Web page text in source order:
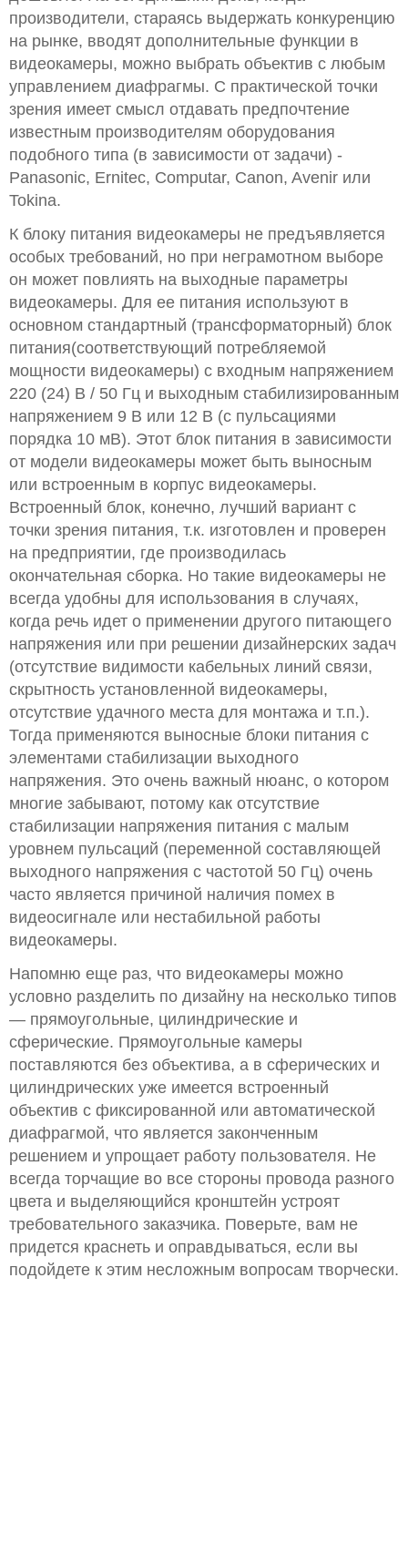
производители, стараясь выдержать конкуренцию
на рынке, вводят дополнительные функции в
видеокамеры, можно выбрать объектив с любым
управлением диафрагмы. С практической точки
зрения имеет смысл отдавать предпочтение
известным производителям оборудования
подобного типа (в зависимости от задачи) -
Panasonic, Ernitec, Computar, Canon, Avenir или
Tokina.
К блоку питания видеокамеры не предъявляется
особых требований, но при неграмотном выборе
он может повлиять на выходные параметры
видеокамеры. Для ее питания используют в
основном стандартный (трансформаторный) блок
питания(соответствующий потребляемой
мощности видеокамеры) с входным напряжением
220 (24) В / 50 Гц и выходным стабилизированным
напряжением 9 В или 12 В (с пульсациями
порядка 10 мВ). Этот блок питания в зависимости
от модели видеокамеры может быть выносным
или встроенным в корпус видеокамеры.
Встроенный блок, конечно, лучший вариант с
точки зрения питания, т.к. изготовлен и проверен
на предприятии, где производилась
окончательная сборка. Но такие видеокамеры не
всегда удобны для использования в случаях,
когда речь идет о применении другого питающего
напряжения или при решении дизайнерских задач
(отсутствие видимости кабельных линий связи,
скрытность установленной видеокамеры,
отсутствие удачного места для монтажа и т.п.).
Тогда применяются выносные блоки питания с
элементами стабилизации выходного
напряжения. Это очень важный нюанс, о котором
многие забывают, потому как отсутствие
стабилизации напряжения питания с малым
уровнем пульсаций (переменной составляющей
выходного напряжения с частотой 50 Гц) очень
часто является причиной наличия помех в
видеосигнале или нестабильной работы
видеокамеры.
Напомню еще раз, что видеокамеры можно
условно разделить по дизайну на несколько типов
— прямоугольные, цилиндрические и
сферические. Прямоугольные камеры
поставляются без объектива, а в сферических и
цилиндрических уже имеется встроенный
объектив с фиксированной или автоматической
диафрагмой, что является законченным
решением и упрощает работу пользователя. Не
всегда торчащие во все стороны провода разного
цвета и выделяющийся кронштейн устроят
требовательного заказчика. Поверьте, вам не
придется краснеть и оправдываться, если вы
подойдете к этим несложным вопросам творчески.